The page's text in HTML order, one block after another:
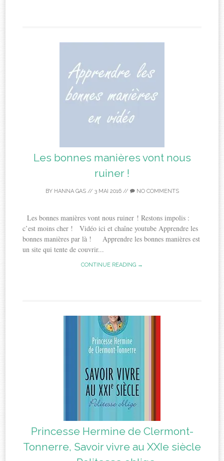
Les bonnes manières vont nous
ruiner !
BY HANNA GAS// 3 MAI 2016// NO COMMENTS
Les bonnes manières vont nous ruiner ! Restons impolis :
c’est moins cher ! Vidéo ici et chaîne youtube Apprendre les
bonnes manières par là ! Apprendre les bonnes manières est
un site qui tente de couvrir...
CONTINUE READING →
Princesse Hermine de Clermont-
Tonnerre, Savoir vivre au XXIe siècle